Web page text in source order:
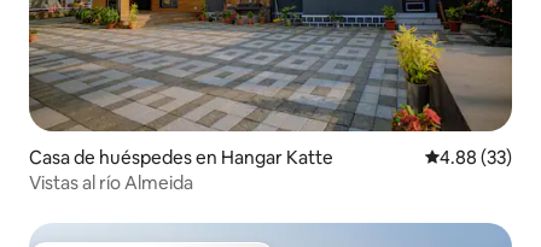
Casa de huéspedes en Hangar Katte Calificación
4.88 (33)
Vistas al río Almeida